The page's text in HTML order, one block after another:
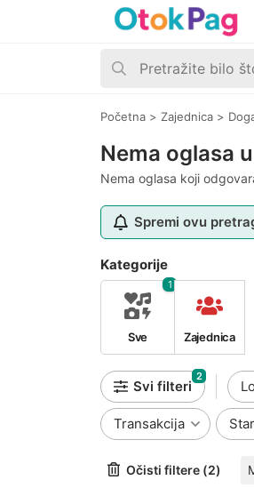
Početna > Zajednica >
Nema oglasa
Nema oglasa koji
Spremi ovu
Kategorije
Sve
1
Zajednica
Svi filteri
2
Transakcija
Očisti filtere (2)